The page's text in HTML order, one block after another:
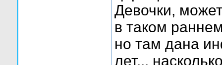
Девочки,
в таком
но там дана
лет...